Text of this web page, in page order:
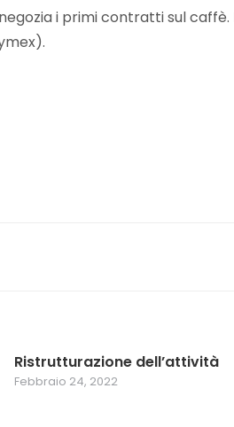
i primi contratti sul
Ristrutturazione dell’attività
Febbraio 24, 2022